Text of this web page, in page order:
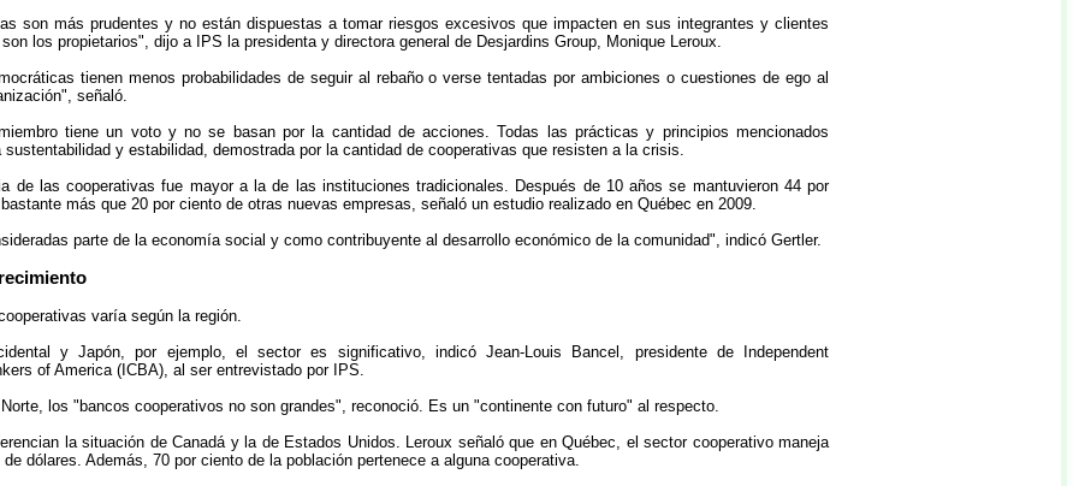
son más prudentes y no están dispuestas a tomar riesgos excesivos que impacten en sus integrantes y clientes
los propietarios", dijo a IPS la presidenta y directora general de Desjardins Group, Monique Leroux.
tienen menos probabilidades de seguir al rebaño o verse tentadas por ambiciones o cuestiones de ego al
señaló.
tiene un voto y no se basan por la cantidad de acciones. Todas las prácticas y principios mencionados
sustentabilidad y estabilidad, demostrada por la cantidad de cooperativas que resisten a la crisis.
de las cooperativas fue mayor a la de las instituciones tradicionales. Después de 10 años se mantuvieron 44 por
más que 20 por ciento de otras nuevas empresas, señaló un estudio realizado en Québec en 2009.
parte de la economía social y como contribuyente al desarrollo económico de la comunidad", indicó Gertler.
varía según la región.
y Japón, por ejemplo, el sector es significativo, indicó Jean-Louis Bancel, presidente de Independent
of America (ICBA), al ser entrevistado por IPS.
los "bancos cooperativos no son grandes", reconoció. Es un "continente con futuro" al respecto.
la situación de Canadá y la de Estados Unidos. Leroux señaló que en Québec, el sector cooperativo maneja
dólares. Además, 70 por ciento de la población pertenece a alguna cooperativa.